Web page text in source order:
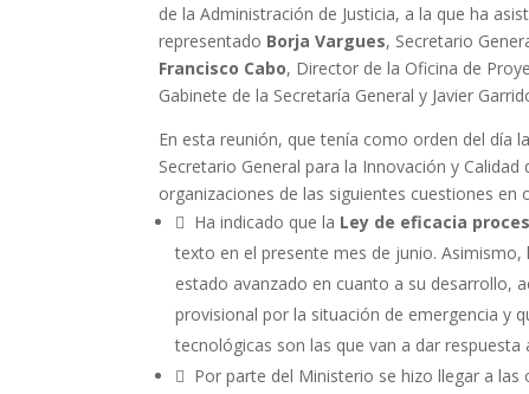
de la Administración de Justicia, a la que ha
representado Borja Vargues, Secretario
Francisco Cabo, Director de la Oficina de
Gabinete de la Secretaría General y Javier
En esta reunión, que tenía como orden del día
Secretario General para la Innovación y
organizaciones de las siguientes cuestiones en
 Ha indicado que la Ley de eficacia
texto en el presente mes de junio.
estado avanzado en cuanto a su desarrollo,
provisional por la situación de emergencia y
tecnológicas son las que van a dar
 Por parte del Ministerio se hizo llegar a las